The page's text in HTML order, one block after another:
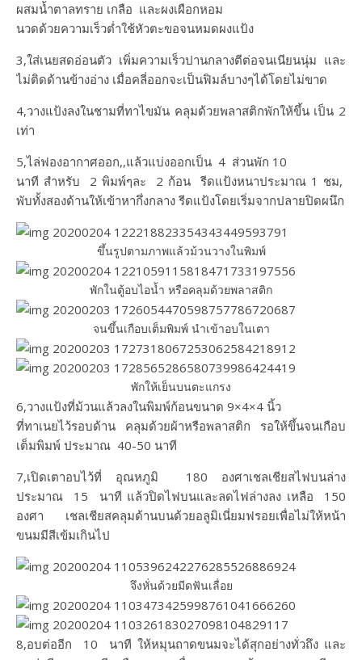
ผสมน้ำตาลทราย เกลือ และผงเผือกหอม
นวดด้วยความเร็วต่ำใช้หัวตะขอจนหมดผงแป้ง
3,ใส่เนยสดอ่อนตัว​ เพิ่มความเร็วปานกลางตีต่อจนเนียนนุ่ม​ และ
ไม่ติดด้านข้างอ่าง​ เมื่อคลี่ออกจะเป็นฟิมล์บางๆได้โดยไม่ขาด
4,วางแป้งลงในชามที่ทาไขมัน​ คลุมด้วยพลาสติกพักให้ขึ้น เป็น​ 2​
เท่า
5,ไล่ฟองอากาศออก,,แล้วแบ่งออกเป็น 4 ส่วนพัก 10
นาที สำหรับ 2 พิมพ์ๆละ 2 ก้อน รีดแป้งหนาประมาณ 1 ชม,
พับทั้งสองด้านให้เข้าหากึ่งกลาง รีดแป้งโดยเริ่มจากปลายปิดผนึก
ขึ้นรูปตามภาพแล้วม้วนวางในพิมพ์
พักในตู้อบไอน้ำ หรือคลุมด้วยพลาสติก
จนขึ้นเกือบเต็มพิมพ์ นำเข้าอบในเตา
พักให้เย็นบนตะแกรง
6,วางแป้งที่ม้วนแล้วลงในพิมพ์ก้อนขนาด​ 9×4×4​ นิ้ว
ที่ทาเนยไว้รอบด้าน​ คลุมด้วยผ้าหรือพลาสติก​ รอให้ขึ้นจนเกือบ
เต็มพิมพ์​ ประมาณ​ 40-50​ นาที
7,เปิดเตาอบไว้ที่ อุณหภูมิ 180 องศาเชลเชียสไฟบนล่าง
ประมาณ 15 นาที แล้วปิดไฟบนและลดไฟล่างลง เหลือ 150
องศา เชลเชียสคลุมด้านบนด้วยอลูมิเนี่ยมฟรอยเพื่อไม่ให้หน้า
ขนมมีสีเข้มเกินไป
จึงหั่นด้วยมีดฟันเลื่อย
8,อบต่ออีก​ 10​ นาที​ ให้หมุนถาดขนมจะได้สุกอย่างทั่วถึง​ และ